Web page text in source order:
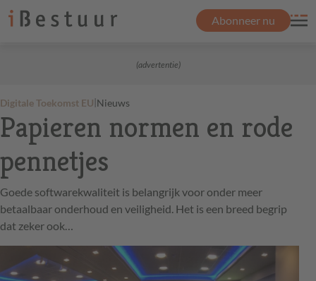
Abonneer nu
(advertentie)
Digitale Toekomst EU|Nieuws
Papieren normen en rode
pennetjes
Goede softwarekwaliteit is belangrijk voor onder meer
betaalbaar onderhoud en veiligheid. Het is een breed begrip
dat zeker ook…